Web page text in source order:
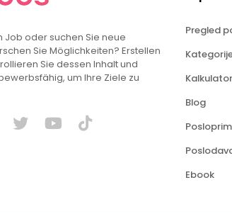
Job oder suchen Sie neue
Sie Möglichkeiten? Erstellen
Sie dessen Inhalt und
um Ihre Ziele zu
Pregled
Blog
Ebook